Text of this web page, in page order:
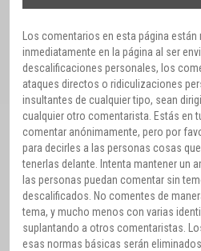
Los comentarios en esta página
inmediatamente en la página al ser
descalificaciones personales, los
ataques directos o ridiculizaciones
insultantes de cualquier tipo, sean
cualquier otro comentarista. Estás en
comentar anónimamente, pero por
para decirles a las personas cosas
tenerlas delante. Intenta mantener un
las personas puedan comentar sin
descalificados. No comentes de
tema, y mucho menos con varias
suplantando a otros comentaristas.
esas normas básicas serán eliminados.